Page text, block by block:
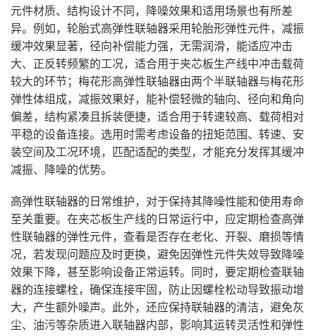
元件材质、结构设计不同，降噪效果和适用场景也有所差
异。例如，轮胎式高弹性联轴器采用轮胎形弹性元件，减振
缓冲效果显著，径向补偿能力强，无需润滑，能适应冲击
大、正反转频繁的工况，适合用于夹芯板生产线中冲击载荷
较大的环节；梅花形高弹性联轴器由两个半联轴器与梅花形
弹性体组成，减振效果好，能补偿轻微的轴向、径向和角向
偏差，结构紧凑且拆装便捷，适合用于转速较高、载荷相对
平稳的设备连接。选用时需考虑设备的扭矩范围、转速、安
装空间及工况环境，匹配适配的类型，才能充分发挥其缓冲
减振、降噪的优势。
高弹性联轴器的日常维护，对于保持其降噪性能和使用寿命
至关重要。在夹芯板生产线的日常运行中，应定期检查高弹
性联轴器的弹性元件，查看是否存在老化、开裂、磨损等情
况，若发现问题应及时更换，避免因弹性元件失效导致降噪
效果下降，甚至影响设备正常运转。同时，要定期检查联轴
器的连接螺栓，确保连接牢固，防止因螺栓松动导致振动增
大，产生额外噪声。此外，还应保持联轴器的清洁，避免灰
尘、油污等杂质进入联轴器内部，影响其运转灵活性和弹性